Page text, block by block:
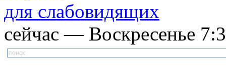
для слабовидящих
сейчас — Воскресенье